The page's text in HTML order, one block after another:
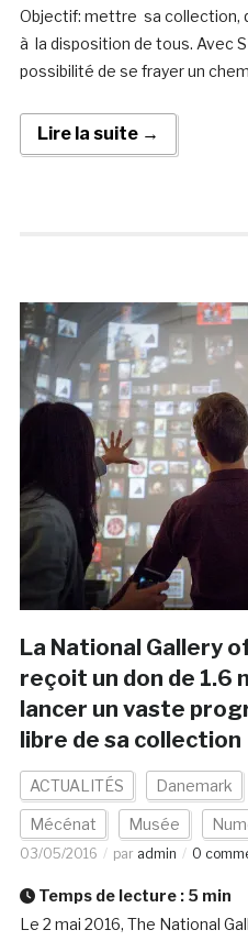
Objectif: mettre sa collection,
à la disposition de tous. Avec
possibilité de se frayer un
Lire la suite →
La National Gallery
reçoit un don de 1.6
lancer un vaste
libre de sa collection
ACTUALITÉS Danemark
Mécénat Musée
03/05/2016 par admin 0
Temps de lecture : 5 min
Le 2 mai 2016, The National